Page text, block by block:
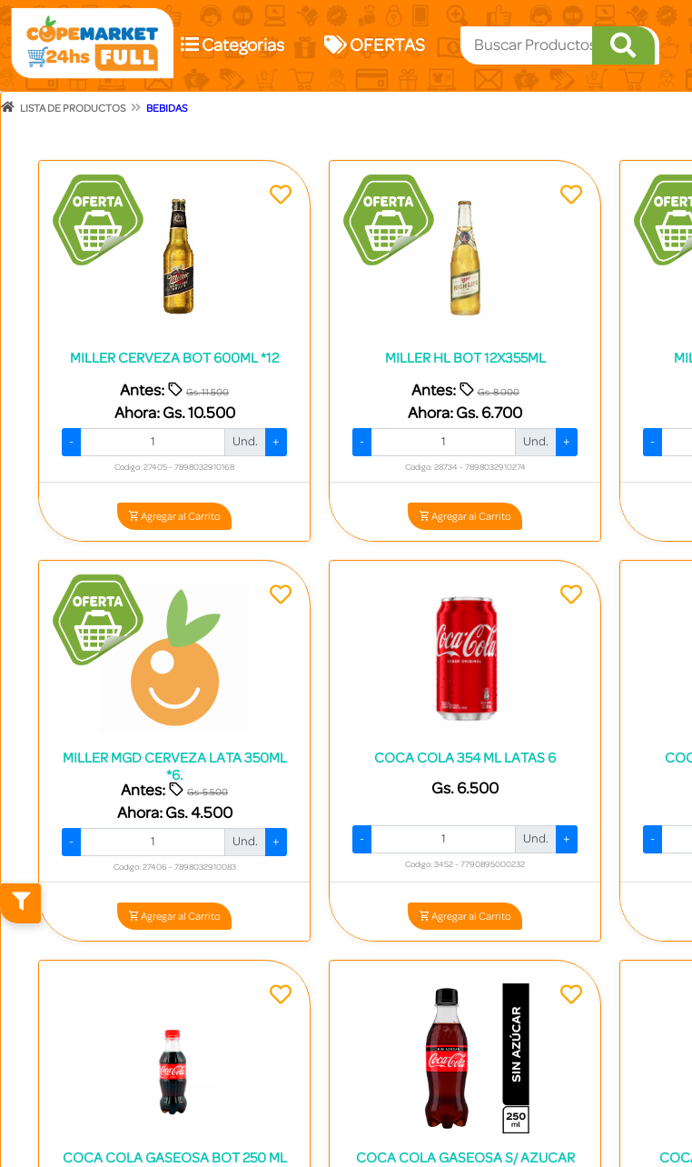
Categorias OFERTAS
LISTA DE PRODUCTOS BEBIDAS
MILLER CERVEZA BOT 600ML *12
Antes: Gs. 11.500
Ahora: Gs. 10.500
- Und. +
Codigo: 27405 - 7898032910168
Agregar al Carrito
MILLER HL BOT 12X355ML
Antes: Gs. 8.000
Ahora: Gs. 6.700
- Und. +
Codigo: 28734 - 7898032910274
Agregar al Carrito
-
MILLER MGD CERVEZA LATA 350ML
*6.
Antes: Gs. 5.500
Ahora: Gs. 4.500
- Und. +
Codigo: 27406 - 7898032910083
Agregar al Carrito
COCA COLA 354 ML LATAS 6
Gs. 6.500
- Und. +
Codigo: 3452 - 7790895000232
Agregar al Carrito
-
COCA COLA GASEOSA BOT 250 ML
COCA COLA GASEOSA S/ AZUCAR